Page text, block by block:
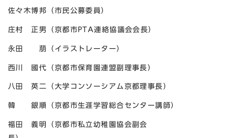
佐々木博邦（市民公募委員）
庄村 正男（京都市PTA連絡協議会会長）
永田 萠（イラストレーター）
西川 國代（京都市保育園連盟副理事長）
八田 英二（大学コンソーシアム京都理事長）
韓 銀順（京都市生涯学習総合センター講師）
福田 義明（京都市私立幼稚園協会副会